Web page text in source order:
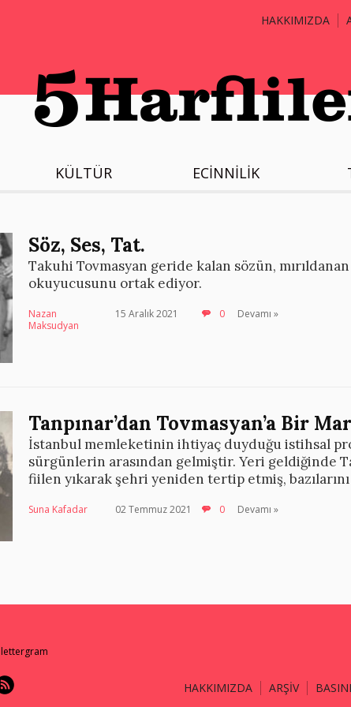
HAKKIMIZDA
KÜLTÜR ECİNNİLİK
Söz, Ses, Tat.
Takuhi Tovmasyan geride kalan sözün,
okuyucusunu ortak ediyor.
Nazan
Maksudyan
15 Aralık 2021 0 Devamı »
Tanpınar’dan Tovmasyan’a Bir
İstanbul memleketinin ihtiyaç duyduğu istihsal
sürgünlerin arasından gelmiştir. Yeri geldiğinde
fiilen yıkarak şehri yeniden tertip etmiş,
Suna Kafadar 02 Temmuz 2021 0 Devamı »
lettergram
HAKKIMIZDA ARŞİV